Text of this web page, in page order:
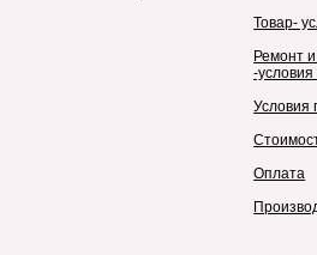
Товар-
Ремонт
-условия
Условия
Оплата